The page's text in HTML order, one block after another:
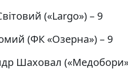
(«Largo») – 9
(ФК «Озерна») – 9
Шаховал